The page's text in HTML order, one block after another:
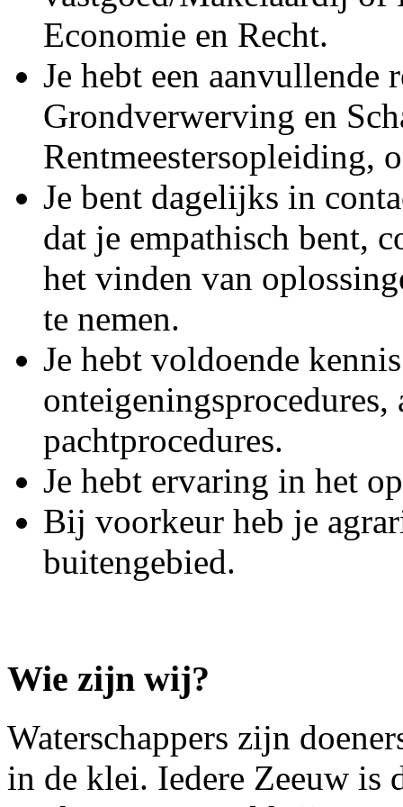
Economie en Recht.
Je hebt een aanvullende
Grondverwerving en
Rentmeestersopleiding,
Je bent dagelijks in
dat je empathisch bent,
het vinden van
te nemen.
Je hebt voldoende
onteigeningsprocedures,
pachtprocedures.
Je hebt ervaring in het
Bij voorkeur heb je
buitengebied.
Wie zijn wij?
Waterschappers zijn
in de klei. Iedere Zeeuw is